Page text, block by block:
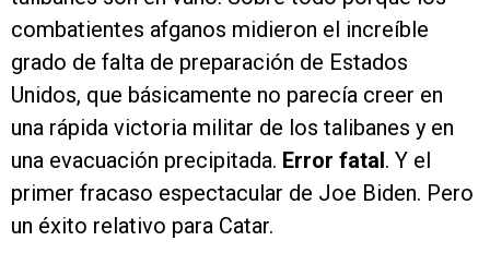
combatientes afganos midieron el increíble
grado de falta de preparación de Estados
Unidos, que básicamente no parecía creer en
una rápida victoria militar de los talibanes y en
una evacuación precipitada. Error fatal. Y el
primer fracaso espectacular de Joe Biden. Pero
un éxito relativo para Catar.